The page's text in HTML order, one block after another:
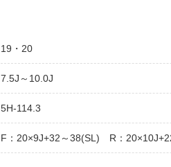
19・20
7.5J～10.0J
5H-114.3
F：20×9J+32～38(SL) R：